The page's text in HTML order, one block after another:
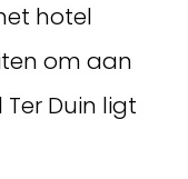
hotel
om aan
Duin ligt